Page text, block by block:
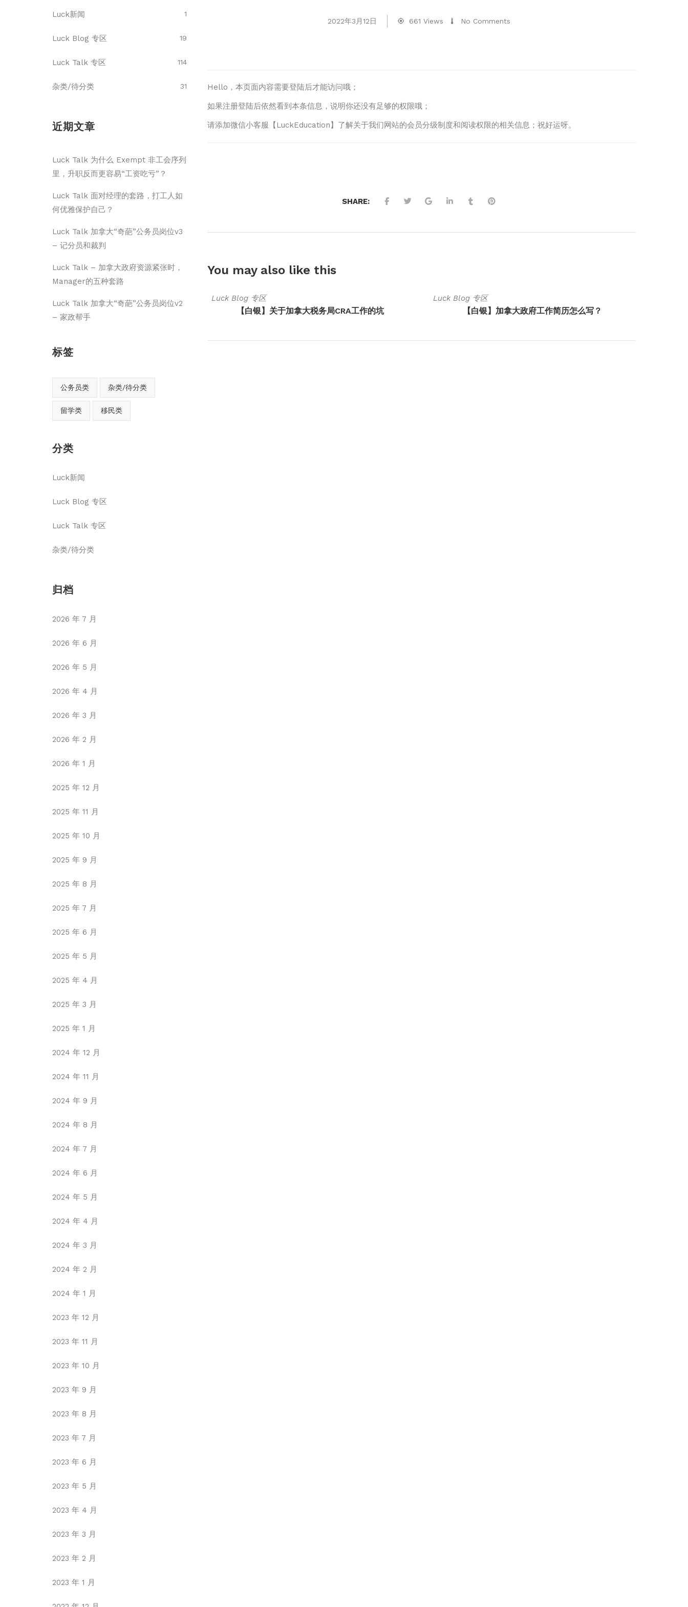
2022年3月12日 661 Views No Comments
Hello，本页面内容需要登陆后才能访问哦；
如果注册登陆后依然看到本条信息，说明你还没有足够的权限哦；
请添加微信小客服【LuckEducation】了解关于我们网站的会员分级制度和阅读权限的相关信息；祝好运呀。
SHARE:
You may also like this
Luck Blog 专区
【白银】关于加拿大税务局CRA工作的坑
Luck Blog 专区
【白银】加拿大政府工作简历怎么写？
Luck新闻 1
Luck Blog 专区 19
Luck Talk 专区 114
杂类/待分类 31
近期文章
Luck Talk 为什么 Exempt 非工会序列
里，升职反而更容易“工资吃亏”？
Luck Talk 面对经理的套路，打工人如
何优雅保护自己？
Luck Talk 加拿大“奇葩”公务员岗位v3
– 记分员和裁判
Luck Talk – 加拿大政府资源紧张时，
Manager的五种套路
Luck Talk 加拿大“奇葩”公务员岗位v2
– 家政帮手
标签
公务员类 杂类/待分类
留学类 移民类
分类
Luck新闻
Luck Blog 专区
Luck Talk 专区
杂类/待分类
归档
2026 年 7 月
2026 年 6 月
2026 年 5 月
2026 年 4 月
2026 年 3 月
2026 年 2 月
2026 年 1 月
2025 年 12 月
2025 年 11 月
2025 年 10 月
2025 年 9 月
2025 年 8 月
2025 年 7 月
2025 年 6 月
2025 年 5 月
2025 年 4 月
2025 年 3 月
2025 年 1 月
2024 年 12 月
2024 年 11 月
2024 年 9 月
2024 年 8 月
2024 年 7 月
2024 年 6 月
2024 年 5 月
2024 年 4 月
2024 年 3 月
2024 年 2 月
2024 年 1 月
2023 年 12 月
2023 年 11 月
2023 年 10 月
2023 年 9 月
2023 年 8 月
2023 年 7 月
2023 年 6 月
2023 年 5 月
2023 年 4 月
2023 年 3 月
2023 年 2 月
2023 年 1 月